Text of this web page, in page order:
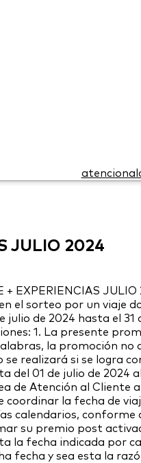
JULIO 2024
+ EXPERIENCIAS
el sorteo por un viaje
julio de 2024 hasta el
1. La presente
la promoción no
se realizará si se logra
del 01 de julio de 2024
de Atención al
coordinar la fecha de
calendarios, conforme
su premio post
la fecha indicada por
fecha y sea esta la